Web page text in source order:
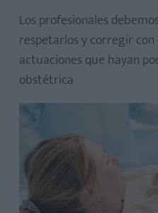
Los profesionales
respetarlos y corregir
actuaciones que hayan
obstétrica